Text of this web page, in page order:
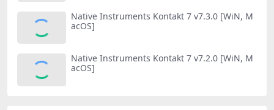
Native Instruments Kontakt 7 v7.3.0 [WiN, M
acOS]
Native Instruments Kontakt 7 v7.2.0 [WiN, M
acOS]